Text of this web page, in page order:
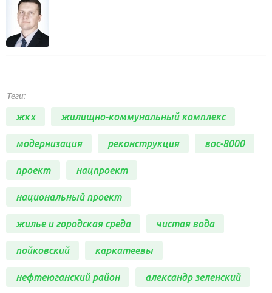
Теги:
жкх жилищно-коммунальный комплекс
модернизация реконструкция вос-8000
проект нацпроект
национальный проект
жилье и городская среда чистая вода
пойковский каркатеевы
нефтеюганский район александр зеленский